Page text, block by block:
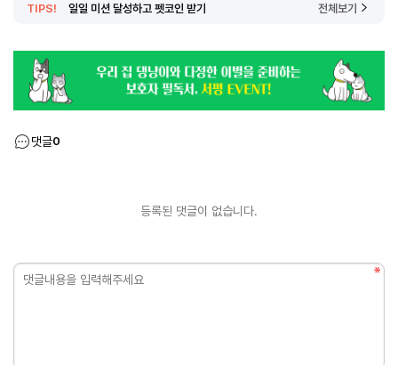
TIPS! 일일 미션 달성하고 펫코인 받기 전체보기
댓글0
등록된 댓글이 없습니다.